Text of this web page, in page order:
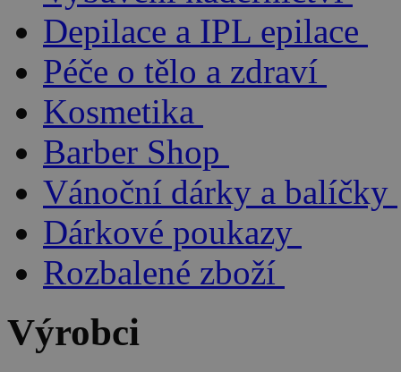
Depilace a IPL epilace
Péče o tělo a zdraví
Kosmetika
Barber Shop
Vánoční dárky a balíčky
Dárkové poukazy
Rozbalené zboží
Výrobci